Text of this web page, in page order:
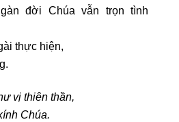
đời Chúa vẫn trọn tình
thực hiện,
vị thiên thần,
Chúa.